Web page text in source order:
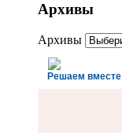
Архивы
Архивы
Решаем вместе